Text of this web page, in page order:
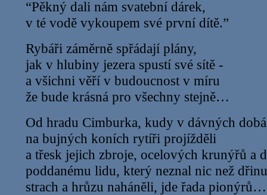
“Pěkný dali nám svatební dárek,
v té vodě vykoupem své první dítě.”
Rybáři záměrně spřádají plány,
jak v hlubiny jezera spustí své sítě -
a všichni věří v budoucnost v míru
že bude krásná pro všechny stejně…
Od hradu Cimburka, kudy v dávných
na bujných koních rytíři projížděli
a třesk jejich zbroje, ocelových krunýřů a
poddanému lidu, který neznal nic než
strach a hrůzu naháněli, jde řada pionýrů…